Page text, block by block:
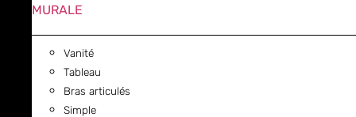
MURALE
Vanité
Tableau
Bras articulés
Simple